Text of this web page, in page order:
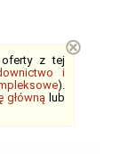
oferty z tej
i
).
główną lub
⊗